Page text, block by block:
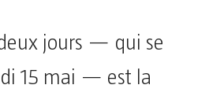
jours — qui se
15 mai — est la